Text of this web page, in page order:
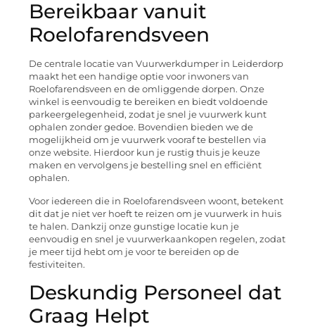
Bereikbaar vanuit
Roelofarendsveen
De centrale locatie van Vuurwerkdumper in Leiderdorp
maakt het een handige optie voor inwoners van
Roelofarendsveen en de omliggende dorpen. Onze
winkel is eenvoudig te bereiken en biedt voldoende
parkeergelegenheid, zodat je snel je vuurwerk kunt
ophalen zonder gedoe. Bovendien bieden we de
mogelijkheid om je vuurwerk vooraf te bestellen via
onze website. Hierdoor kun je rustig thuis je keuze
maken en vervolgens je bestelling snel en efficiënt
ophalen.
Voor iedereen die in Roelofarendsveen woont, betekent
dit dat je niet ver hoeft te reizen om je vuurwerk in huis
te halen. Dankzij onze gunstige locatie kun je
eenvoudig en snel je vuurwerkaankopen regelen, zodat
je meer tijd hebt om je voor te bereiden op de
festiviteiten.
Deskundig Personeel dat
Graag Helpt